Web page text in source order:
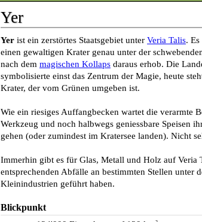
Yer
Yer ist ein zerstörtes Staatsgebiet unter Veria Talis.
einen gewaltigen Krater genau unter der
nach dem magischen Kollaps daraus erhob. Die
symbolisierte einst das Zentrum der Magie, heute
Krater, der vom Grünen umgeben ist.
Wie ein riesiges Auffangbecken wartet die verarmte
Werkzeug und noch halbwegs geniessbare Speisen
gehen (oder zumindest im Kratersee landen). Nicht
Immerhin gibt es für Glas, Metall und Holz auf Veria
entsprechenden Abfälle an bestimmten Stellen unter
Kleinindustrien geführt haben.
Blickpunkt